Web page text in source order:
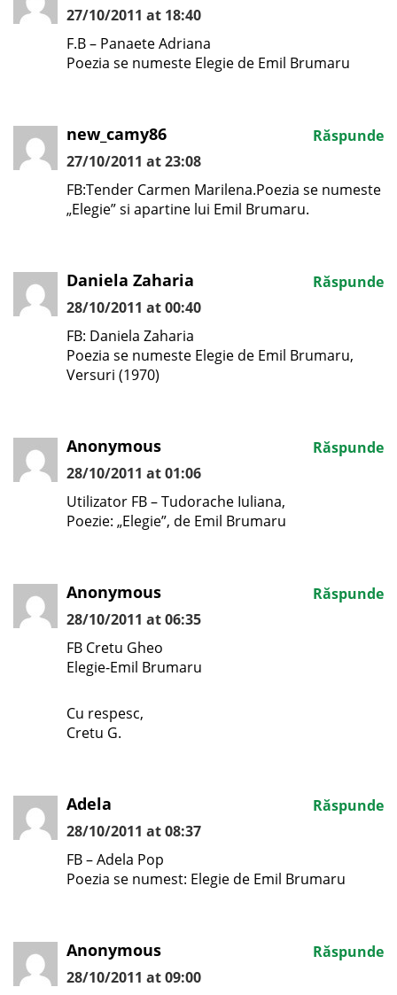
27/10/2011 at 18:40
F.B – Panaete Adriana
Poezia se numeste Elegie de Emil Brumaru
new_camy86
27/10/2011 at 23:08
FB:Tender Carmen Marilena.Poezia se numeste
„Elegie” si apartine lui Emil Brumaru.
Răspunde
Daniela Zaharia
28/10/2011 at 00:40
FB: Daniela Zaharia
Poezia se numeste Elegie de Emil Brumaru,
Versuri (1970)
Răspunde
Anonymous
28/10/2011 at 01:06
Utilizator FB – Tudorache Iuliana,
Poezie: „Elegie”, de Emil Brumaru
Răspunde
Anonymous
28/10/2011 at 06:35
FB Cretu Gheo
Elegie-Emil Brumaru
Cu respesc,
Cretu G.
Răspunde
Adela
28/10/2011 at 08:37
FB – Adela Pop
Poezia se numest: Elegie de Emil Brumaru
Răspunde
Anonymous
28/10/2011 at 09:00
Răspunde